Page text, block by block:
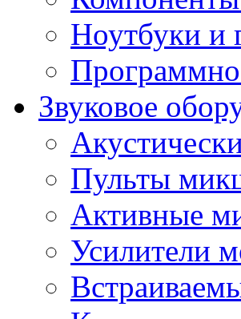
Ноутбуки и
Звуковое
Пульты
Активные
Усилители